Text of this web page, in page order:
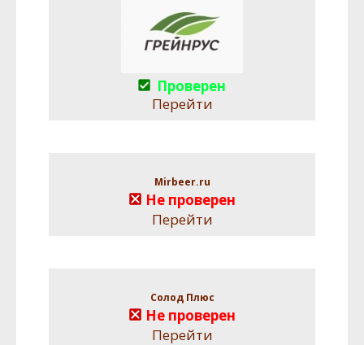
Проверен
Перейти
Mirbeer.ru
Не проверен
Перейти
Солод Плюс
Не проверен
Перейти